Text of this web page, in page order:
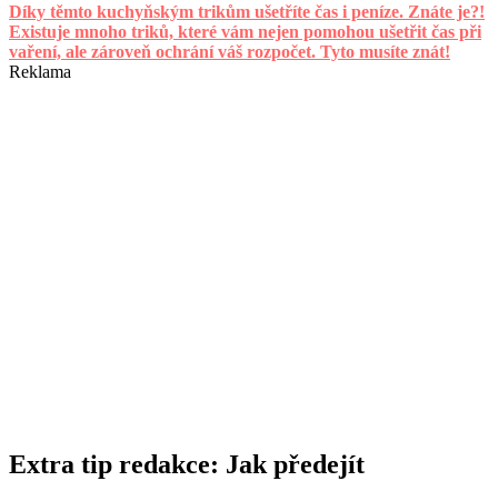
Díky těmto kuchyňským trikům ušetříte čas i peníze. Znáte je?!
Existuje mnoho triků, které vám nejen pomohou ušetřit čas při
vaření, ale zároveň ochrání váš rozpočet. Tyto musíte znát!
Reklama
Extra tip redakce: Jak předejít